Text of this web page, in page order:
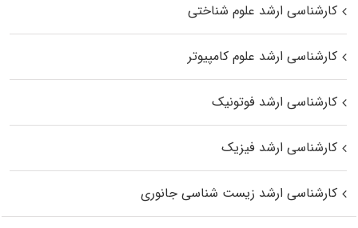
کارشناسی ارشد علوم شناختی
کارشناسی ارشد علوم کامپیوتر
کارشناسی ارشد فوتونیک
کارشناسی ارشد فیزیک
کارشناسی ارشد زیست‌ شناسی جانوری